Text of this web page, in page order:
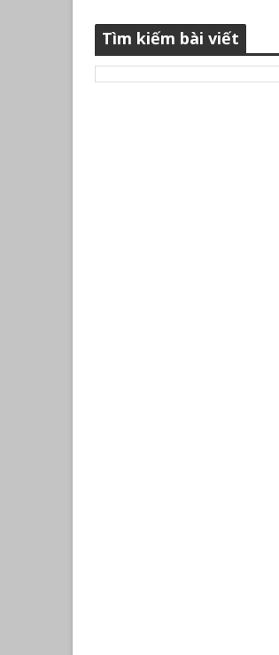
Tìm kiếm bài viết